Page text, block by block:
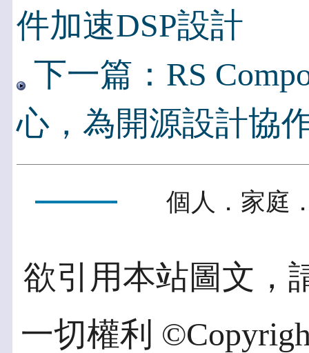
件加速DSP設計
下一篇：RS
心，為開源設計協
個人．家庭
欲引用本站圖文，
一切權利